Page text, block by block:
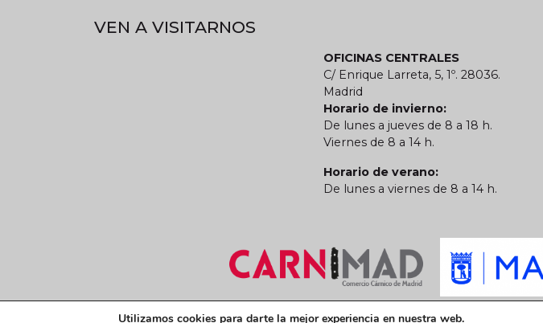
VEN A VISITARNOS
OFICINAS CENTRALES
C/ Enrique Larreta, 5, 1º. 28036.
Madrid
Horario de invierno:
De lunes a jueves de 8 a 18 h.
Viernes de 8 a 14 h.
Horario de verano:
De lunes a viernes de 8 a 14 h.
Términos y condiciones legales Política de privacidad Política de cookies
Utilizamos cookies para darte la mejor experiencia en nuestra web.